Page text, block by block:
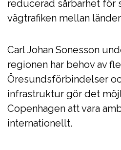
reducerad sårbarhet för
vägtrafiken mellan
Carl Johan Sonesson
regionen har behov av
Öresundsförbindelser
infrastruktur gör det
Copenhagen att vara
internationellt.